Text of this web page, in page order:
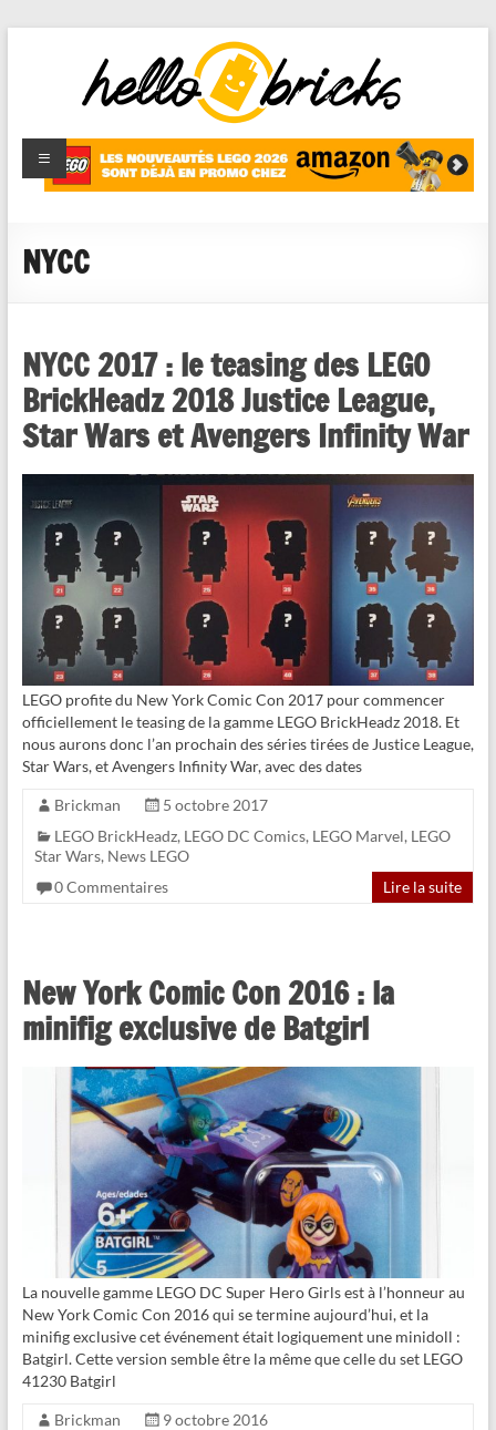
HelloBricks
Blog LEGO,
nouveaut�s
reviews
NYCC
NYCC 2017 : le teasing des LEGO
BrickHeadz 2018 Justice League,
Star Wars et Avengers Infinity War
LEGO profite du New York Comic Con 2017 pour commencer
officiellement le teasing de la gamme LEGO BrickHeadz 2018. Et
nous aurons donc l’an prochain des séries tirées de Justice League,
Star Wars, et Avengers Infinity War, avec des dates
Brickman
5 octobre 2017
LEGO BrickHeadz, LEGO DC Comics, LEGO Marvel, LEGO
Star Wars, News LEGO
0 Commentaires
Lire la suite
New York Comic Con 2016 : la
minifig exclusive de Batgirl
La nouvelle gamme LEGO DC Super Hero Girls est à l’honneur au
New York Comic Con 2016 qui se termine aujourd’hui, et la
minifig exclusive cet événement était logiquement une minidoll :
Batgirl. Cette version semble être la même que celle du set LEGO
41230 Batgirl
Brickman
9 octobre 2016